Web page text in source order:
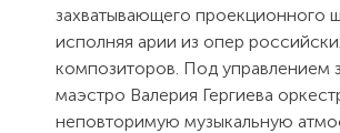
захватывающего проекционного
исполняя арии из опер
композиторов. Под управлением
маэстро Валерия Гергиева
неповторимую музыкальную